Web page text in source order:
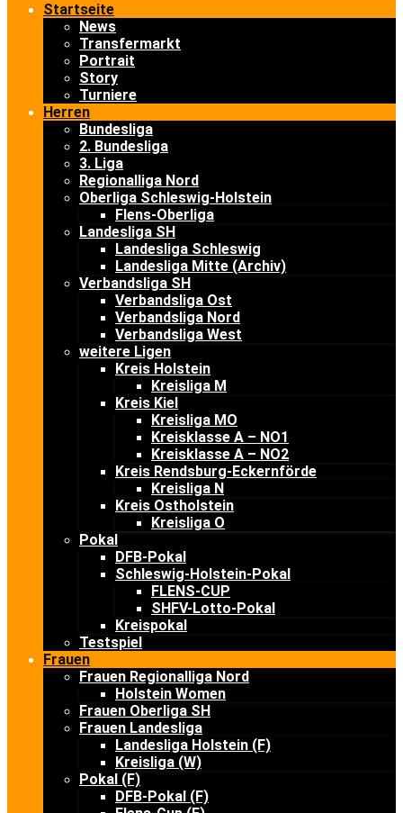
Startseite
News
Transfermarkt
Portrait
Story
Turniere
Herren
Bundesliga
2. Bundesliga
3. Liga
Regionalliga Nord
Oberliga Schleswig-Holstein
Flens-Oberliga
Landesliga SH
Landesliga Schleswig
Landesliga Mitte (Archiv)
Verbandsliga SH
Verbandsliga Ost
Verbandsliga Nord
Verbandsliga West
weitere Ligen
Kreis Holstein
Kreisliga M
Kreis Kiel
Kreisliga MO
Kreisklasse A – NO1
Kreisklasse A – NO2
Kreis Rendsburg-Eckernförde
Kreisliga N
Kreis Ostholstein
Kreisliga O
Pokal
DFB-Pokal
Schleswig-Holstein-Pokal
FLENS-CUP
SHFV-Lotto-Pokal
Kreispokal
Testspiel
Frauen
Frauen Regionalliga Nord
Holstein Women
Frauen Oberliga SH
Frauen Landesliga
Landesliga Holstein (F)
Kreisliga (W)
Pokal (F)
DFB-Pokal (F)